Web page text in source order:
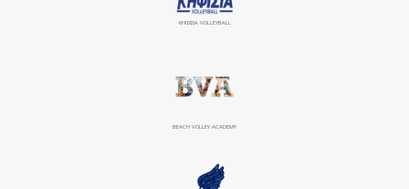
ΚΗΦΙΣΙΆ VOLLEYBALL
BEACH VOLLEY ACADEMY